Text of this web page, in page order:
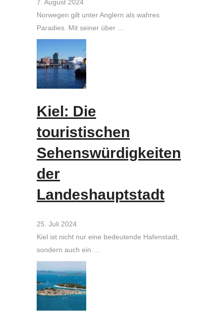
7. August 2024
Norwegen gilt unter Anglern als wahres
Paradies. Mit seiner über …
Kiel: Die
touristischen
Sehenswürdigkeiten
der
Landeshauptstadt
25. Juli 2024
Kiel ist nicht nur eine bedeutende Hafenstadt,
sondern auch ein …